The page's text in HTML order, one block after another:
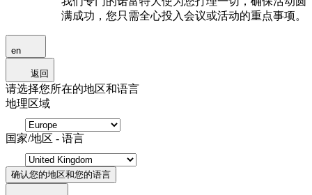
满成功，您只需全心投入会议或活动的重点事项。
en
返回
请选择您所在的地区和语言
地理区域
国家/地区 - 语言
确认您的地区和您的语言